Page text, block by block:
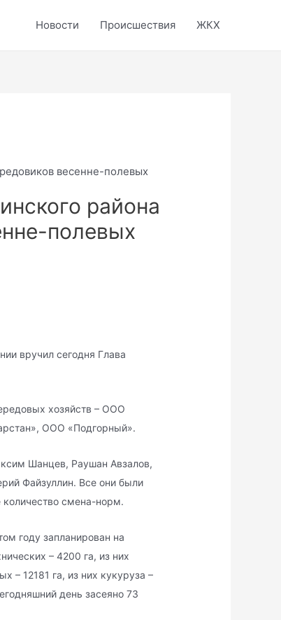
Новости Происшествия ЖКХ
весенне-полевых
района
полевых
вручил сегодня Глава
хозяйств – ООО
ООО «Подгорный».
Шанцев, Раушан Авзалов,
Файзуллин. Все они были
смена-норм.
году запланирован на
– 4200 га, из них
– 12181 га, из них кукуруза –
день засеяно 73